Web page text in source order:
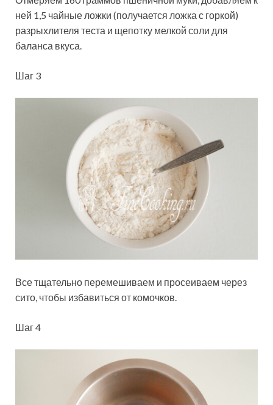
ней 1,5 чайные ложки (получается ложка с горкой)
разрыхлителя теста и щепотку мелкой соли для
баланса вкуса.
Шаг 3
Все тщательно перемешиваем и просеиваем через
сито, чтобы избавиться от комочков.
Шаг 4